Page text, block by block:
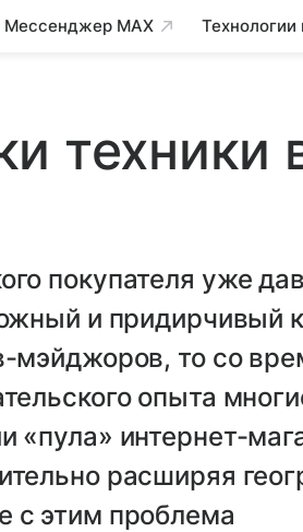
Мессенджер MAX Технологии
техники
покупателя уже
и придирчивый
мэйджоров, то со
опыта
«пула» интернет-
расширяя
с этим проблема